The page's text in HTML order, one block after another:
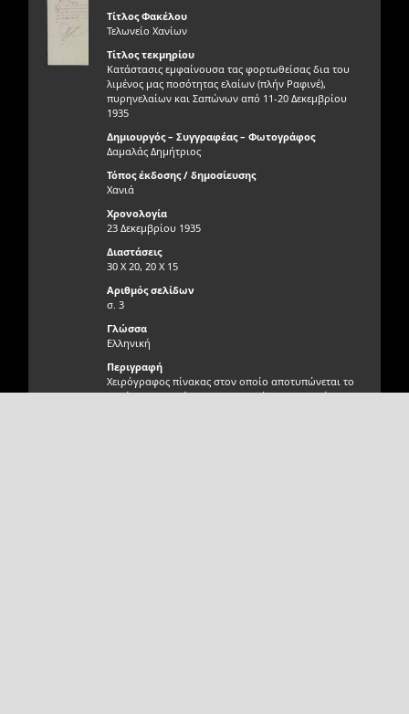
Τίτλος Φακέλου
Τελωνείο Χανίων
Τίτλος τεκμηρίου
Κατάστασις εμφαίνουσα τας φορτωθείσας δια του
λιμένος μας ποσότητας ελαίων (πλήν Ραφινέ),
πυρηνελαίων και Σαπώνων από 11-20 Δεκεμβρίου
1935
Δημιουργός – Συγγραφέας – Φωτογράφος
Δαμαλάς Δημήτριος
Τόπος έκδοσης / δημοσίευσης
Χανιά
Χρονολογία
23 Δεκεμβρίου 1935
Διαστάσεις
30 Χ 20, 20 Χ 15
Αριθμός σελίδων
σ. 3
Γλώσσα
Ελληνική
Περιγραφή
Χειρόγραφος πίνακας στον οποίο αποτυπώνεται το
εμπόριο ελαιολάδου και παραγώγων του από το